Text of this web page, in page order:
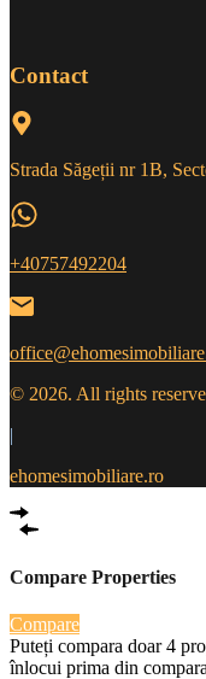
Contact
Strada Săgeții nr 1B,
+40757492204
© 2026. All rights
|
ehomesimobiliare.ro
Compare Properties
Compare
Puteți compara doar 4
înlocui prima din